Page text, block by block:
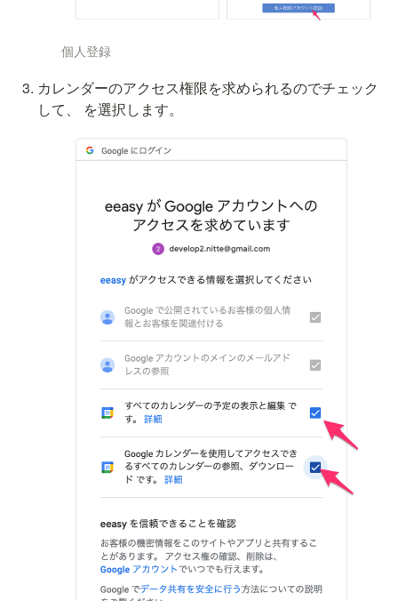
個人登録
カレンダーのアクセス権限を求められるのでチェック
して、
を選択します。